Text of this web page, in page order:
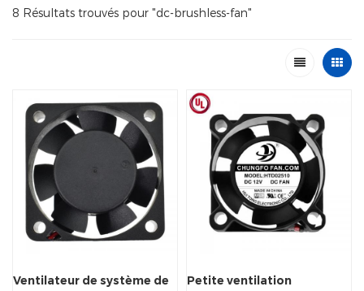
8 Résultats trouvés pour "dc-brushless-fan"
Ventilateur de système de
Petite ventilation